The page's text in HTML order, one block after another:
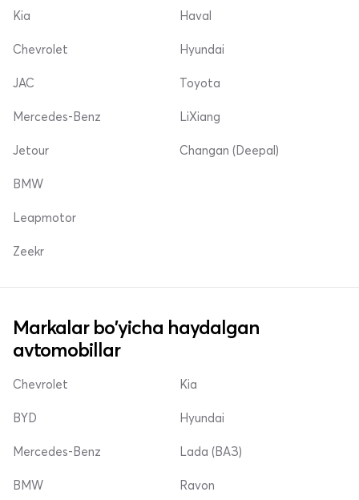
Kia
Chevrolet
Haval
Hyundai
JAC
Mercedes-Benz
Jetour
Toyota
LiXiang
Changan (Deepal)
BMW
Leapmotor
Zeekr
Markalar bo'yicha haydalgan
avtomobillar
Chevrolet
BYD
Mercedes-Benz
Kia
Hyundai
Lada (ВАЗ)
BMW Ravon